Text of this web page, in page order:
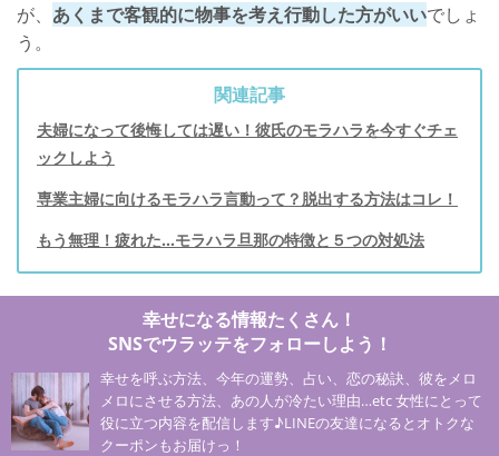
が、 あくまで客観的に物事を考え行動した方がいいでしょ
う。
関連記事
夫婦になって後悔しては遅い！彼氏のモラハラを今すぐチェ
ックしよう
専業主婦に向けるモラハラ言動って？脱出する方法はコレ！
もう無理！疲れた…モラハラ旦那の特徴と５つの対処法
幸せになる情報たくさん！
SNSでウラッテをフォローしよう！
幸せを呼ぶ方法、今年の運勢、占い、恋の秘訣、彼をメロ
メロにさせる方法、あの人が冷たい理由…etc 女性にとって
役に立つ内容を配信します♪LINEの友達になるとオトクな
クーポンもお届けっ！